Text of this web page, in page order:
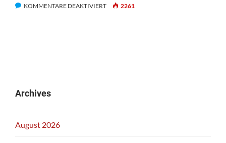
KOMMENTARE DEAKTIVIERTFÜR 2261
Archives
August 2026